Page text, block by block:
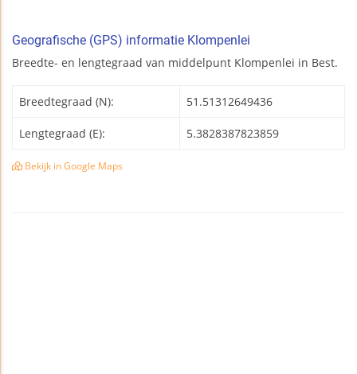
Geografische (GPS) informatie Klompenlei
Breedte- en lengtegraad van middelpunt Klompenlei in Best.
Breedtegraad (N): 51.51312649436
Lengtegraad (E): 5.3828387823859
Bekijk in Google Maps